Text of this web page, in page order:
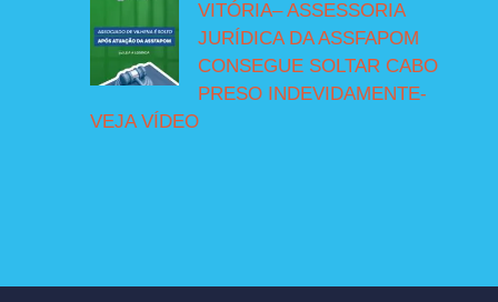
VITÓRIA– ASSESSORIA
JURÍDICA DA ASSFAPOM
CONSEGUE SOLTAR CABO
PRESO INDEVIDAMENTE-
VEJA VÍDEO